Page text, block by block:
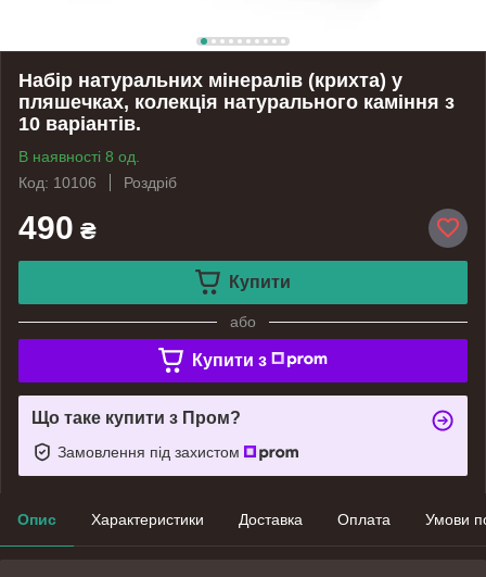
Набір натуральних мінералів (крихта) у
пляшечках, колекція натурального каміння з
10 варіантів.
В наявності 8 од.
Код: 10106
Роздріб
490 ₴
Купити
або
Купити з
Що таке купити з Пром?
Замовлення під захистом
Опис Характеристики Доставка Оплата Умови